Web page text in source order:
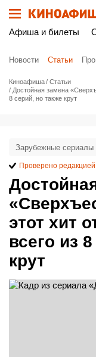
Афиша и билеты
Новости Статьи
Киноафиша
Статьи
Достойная замена
8 серий, но также крут
этот хит
всего из
крут
Зарубежные сериалы
Проверено редакцией